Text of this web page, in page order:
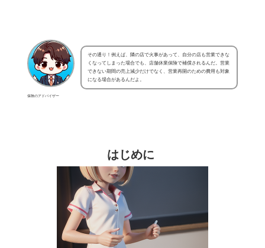
保険のアドバイザー
その通り！例えば、隣の店で火事があって、自分の店も営業できな
くなってしまった場合でも、店舗休業保険で補償されるんだ。営業
できない期間の売上減少だけでなく、営業再開のための費用も対象
になる場合があるんだよ。
はじめに